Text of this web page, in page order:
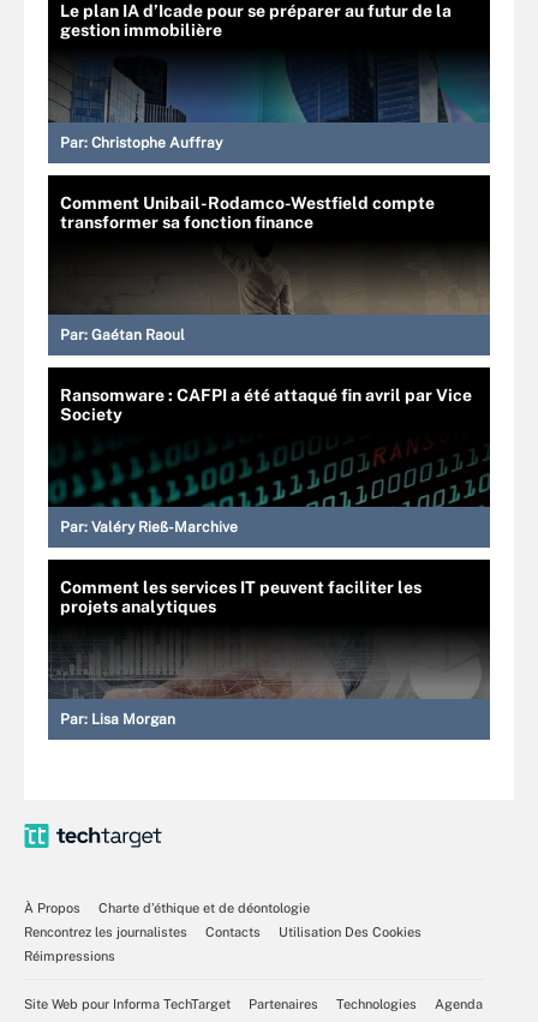
Le plan IA d’Icade pour se préparer au futur de la
gestion immobilière
Par: Christophe Auffray
Comment Unibail-Rodamco-Westfield compte
transformer sa fonction finance
Par: Gaétan Raoul
Ransomware : CAFPI a été attaqué fin avril par Vice
Society
Par: Valéry Rieß-Marchive
Comment les services IT peuvent faciliter les
projets analytiques
Par: Lisa Morgan
À Propos
Charte d’éthique et de déontologie
Rencontrez les journalistes
Contacts
Utilisation Des Cookies
Réimpressions
Site Web pour Informa TechTarget Partenaires Technologies
Agenda